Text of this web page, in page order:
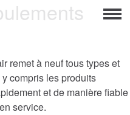
Menu
remet à neuf tous types et
compris les produits
et de manière fiable
service.